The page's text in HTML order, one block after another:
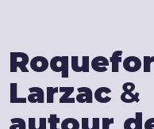
Larzac &